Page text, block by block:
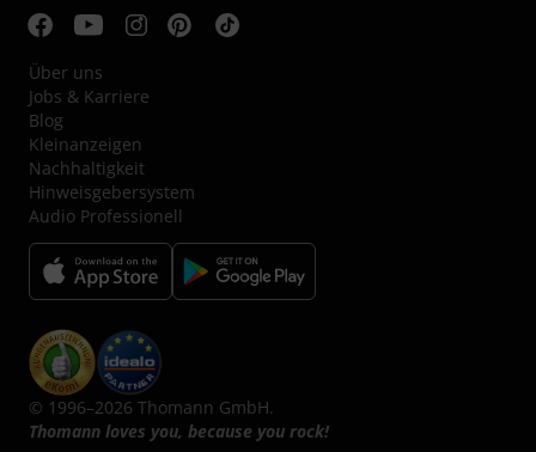
Über uns
Jobs & Karriere
Blog
Kleinanzeigen
Nachhaltigkeit
Hinweisgebersystem
Audio Professionell
© 1996–2026 Thomann GmbH.
Thomann loves you, because you rock!